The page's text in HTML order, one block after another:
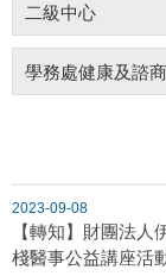
二級中心
學務處健康及諮
2023-09-08
【轉知】財團法
棧醫事公益講座活